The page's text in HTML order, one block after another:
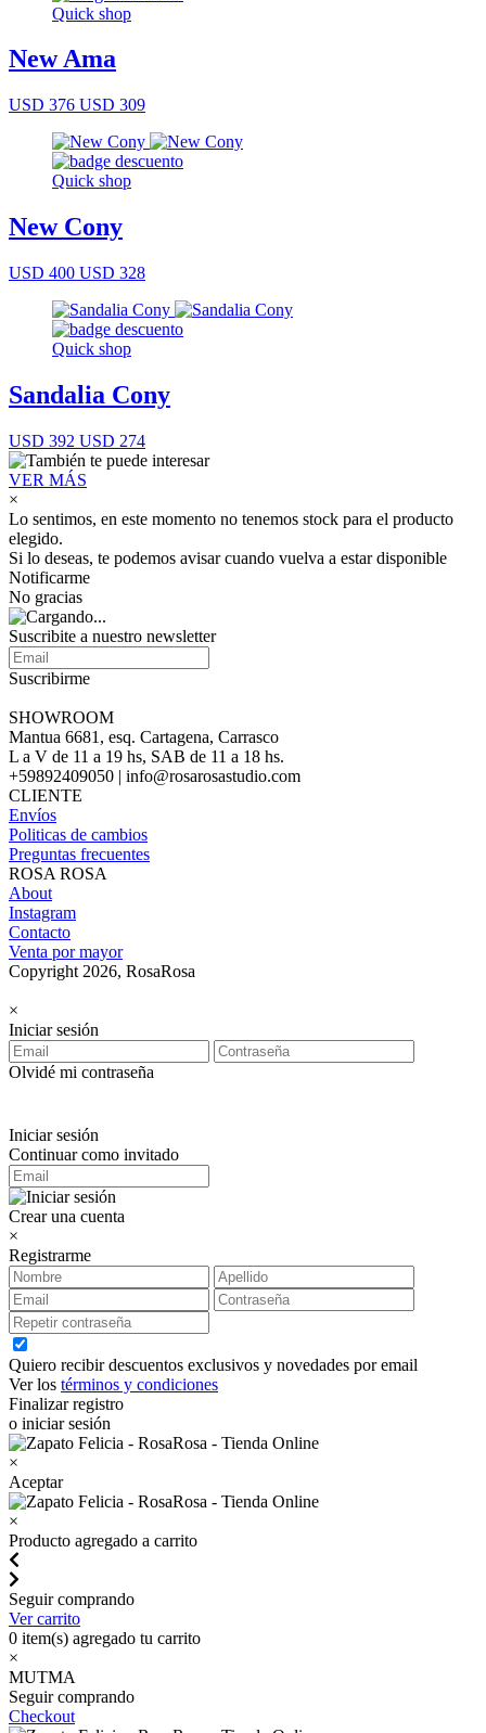
Quick shop
New Ama
USD 376 USD 309
Quick shop
New Cony
USD 400 USD 328
Quick shop
Sandalia Cony
USD 392 USD 274
VER MÁS
×
Lo sentimos, en este momento no tenemos stock para el producto
elegido.
Si lo deseas, te podemos avisar cuando vuelva a estar disponible
Notificarme
No gracias
Suscribite a nuestro newsletter
Suscribirme
SHOWROOM
Mantua 6681, esq. Cartagena, Carrasco
L a V de 11 a 19 hs, SAB de 11 a 18 hs.
+59892409050 | info@rosarosastudio.com
CLIENTE
Envíos
Politicas de cambios
Preguntas frecuentes
ROSA ROSA
About
Instagram
Contacto
Venta por mayor
Copyright 2026, RosaRosa
×
Iniciar sesión
Olvidé mi contraseña
Iniciar sesión
Continuar como invitado
Crear una cuenta
×
Registrarme
Quiero recibir descuentos exclusivos y novedades por email
Ver los términos y condiciones
Finalizar registro
o iniciar sesión
×
Aceptar
×
Producto agregado a carrito
Seguir comprando
Ver carrito
0 item(s) agregado tu carrito
×
MUTMA
Seguir comprando
Checkout